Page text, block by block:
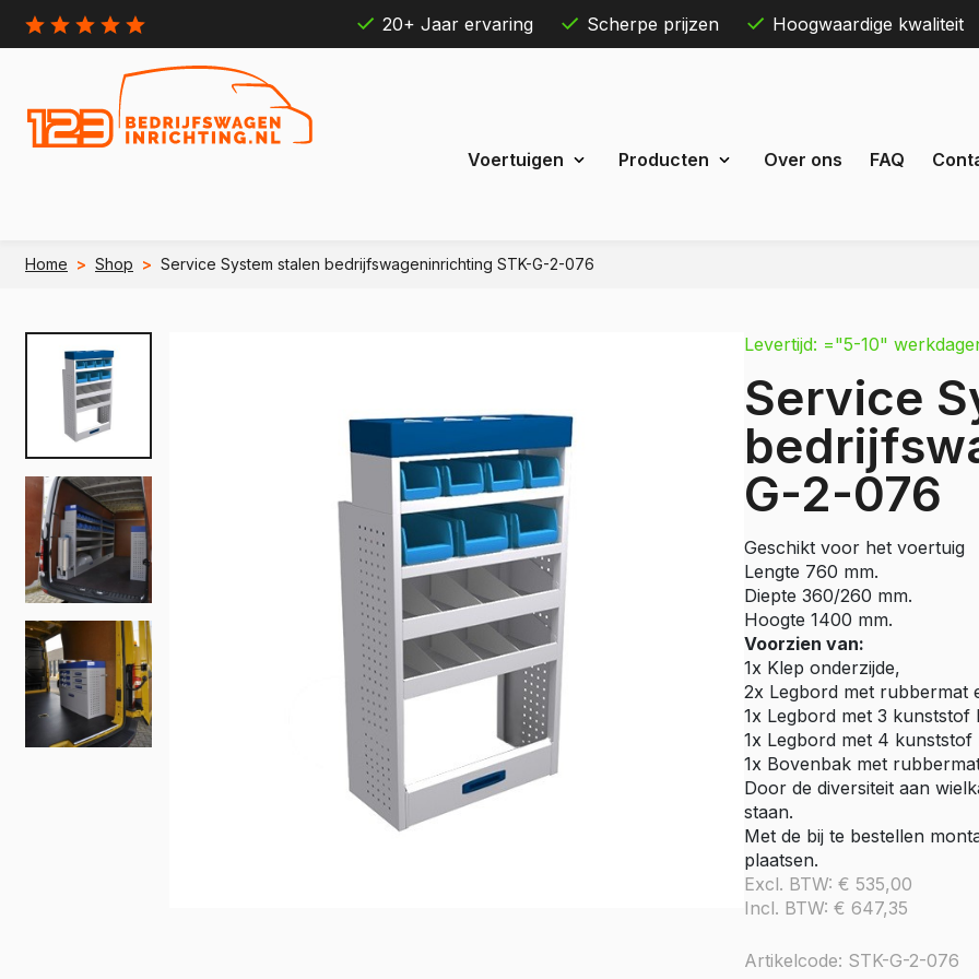
20+ Jaar ervaring Scherpe prijzen Hoogwaardige kwaliteit
Skip
Voertuigen Producten Over ons FAQ
Home > Shop > Service System stalen bedrijfswageninrichting STK-G-2-076
e Berlingo
Jumpy
e Jumpy
Jumper
e Jumper
Fiat
Doblo
Scudo
e Scudo
e Doblo
Talento
Ducato
e Transit Custom
Transit Bestel
e Transit Bestel
Iveco
Daily
eJolly
eSuper Jolly
KIA
MAN
TGE
eTGE
eDeliver 7
eDeliver 9
Mercedes
Citan
e Citan
e Vito
Sprinter
e Sprinter RWD
Nissan
Townstar
Townstar Electric
Primastar
Partner
e Partner
Expert
Levertijd: ="5-10"
Service
G-2-076
Geschikt voor het voertuig
Lengte 760 mm.
Diepte 360/260 mm.
Hoogte 1400 mm.
Voorzien van:
1x Klep onderzijde,
2x Legbord met rubbermat
1x Legbord met 3 kunststof
1x Legbord met 4 kunststof
1x Bovenbak met
Door de diversiteit aan
staan.
Met de bij te bestellen
plaatsen.
Excl. BTW: € 535,00
Incl. BTW: € 647,35
Artikelcode: STK-G-2-076